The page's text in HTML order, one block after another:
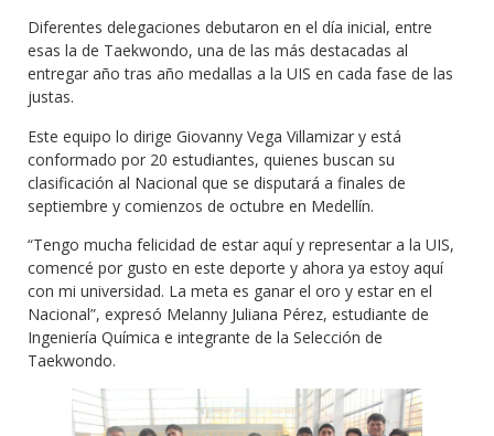
Diferentes delegaciones debutaron en el día inicial, entre
esas la de Taekwondo, una de las más destacadas al
entregar año tras año medallas a la UIS en cada fase de las
justas.
Este equipo lo dirige Giovanny Vega Villamizar y está
conformado por 20 estudiantes, quienes buscan su
clasificación al Nacional que se disputará a finales de
septiembre y comienzos de octubre en Medellín.
“Tengo mucha felicidad de estar aquí y representar a la UIS,
comencé por gusto en este deporte y ahora ya estoy aquí
con mi universidad. La meta es ganar el oro y estar en el
Nacional”, expresó Melanny Juliana Pérez, estudiante de
Ingeniería Química e integrante de la Selección de
Taekwondo.